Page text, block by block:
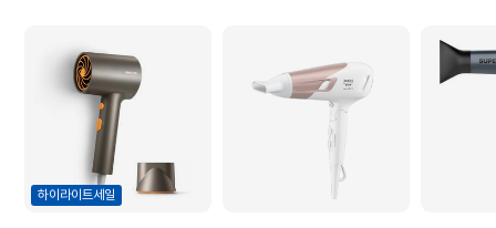
하이라이트세일